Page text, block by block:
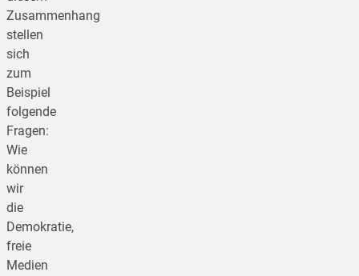
Zusammenhang
stellen
sich
zum
Beispiel
folgende
Fragen:
Wie
können
wir
die
Demokratie,
freie
Medien